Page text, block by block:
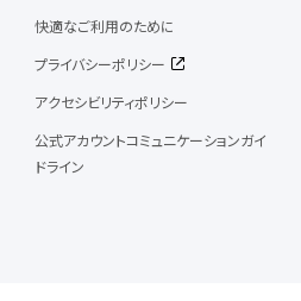
快適なご利用のために
プライバシーポリシー
アクセシビリティポリシー
公式アカウントコミュニケーションガイ
ドライン